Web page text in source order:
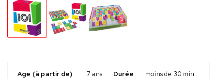
Age (à partir de) 7 ans Durée moins de 30 min